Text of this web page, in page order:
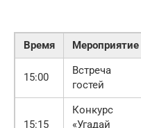
Время Мероприятие
15:00
Встреча
гостей
15:15
Конкурс
«Угадай